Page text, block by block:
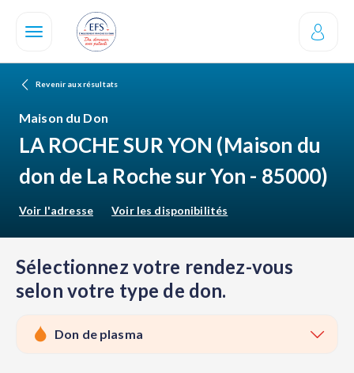
contenu
Revenir aux résultats
Maison du Don
LA ROCHE SUR YON (Maison du
don de La Roche sur Yon - 85000)
Voir l'adresse Voir les disponibilités
Sélectionnez votre rendez-vous
selon votre type de don.
Don de plasma